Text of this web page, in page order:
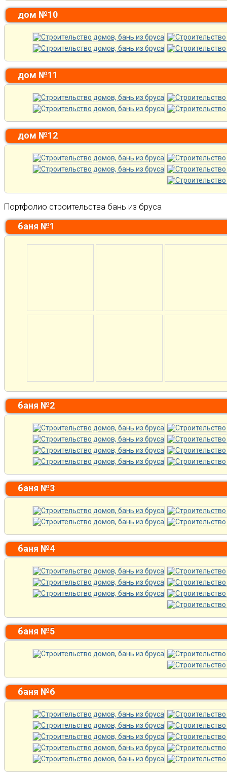
дом №10
дом №11
дом №12
Портфолио строительства бань из бруса
баня №1
баня №2
баня №3
баня №4
баня №5
баня №6